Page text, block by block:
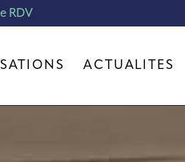
RDV
ACTUALITÉS
IAM